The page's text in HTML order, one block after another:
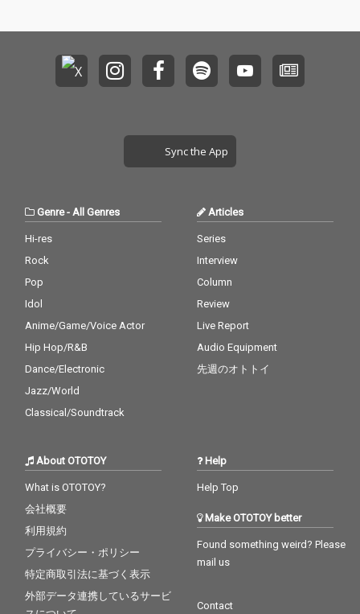
要素のひとつだ。
要素のひとつだ。
Sync the App
Genre- All Genres
Hi-res
Rock
Pop
Idol
Anime/Game/Voice Actor
Hip Hop/R&B
Dance/Electronic
Jazz/World
Classical/Soundtrack
Articles
Series
Interview
Column
Review
Live Report
Audio Equipment
先週のオトトイ
About OTOTOY
What is OTOTOY?
会社概要
利用規約
プライバシー・ポリシー
特定商取引法に基づく表示
外部データ連携しているサービ
Help
Help Top
Make OTOTOY better
Found something weird? Please
mail us
Contact